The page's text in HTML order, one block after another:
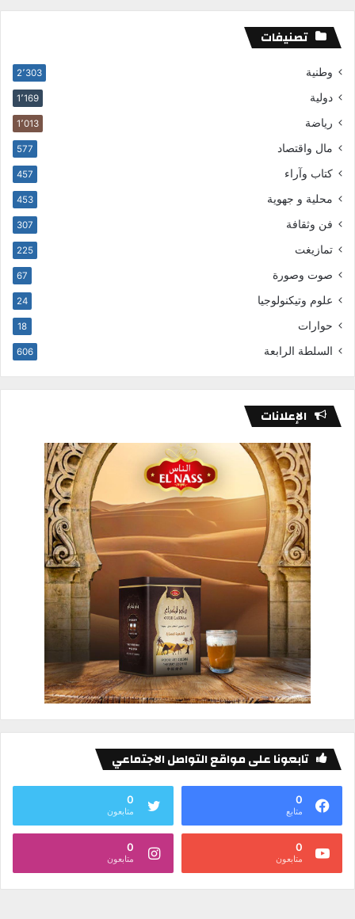
تصنيفات
وطنية 2٬303
دولية 1٬169
رياضة 1٬013
مال واقتصاد 577
كتاب وآراء 457
محلية و جهوية 453
فن وثقافة 307
تمازيغت 225
صوت وصورة 67
علوم وتيكنولوجيا 24
حوارات 18
السلطة الرابعة 606
الإعلانات
تابعونا على مواقع التواصل الاجتماعي
0
متابع
0
متابعون
0
متابعون
0
متابعون